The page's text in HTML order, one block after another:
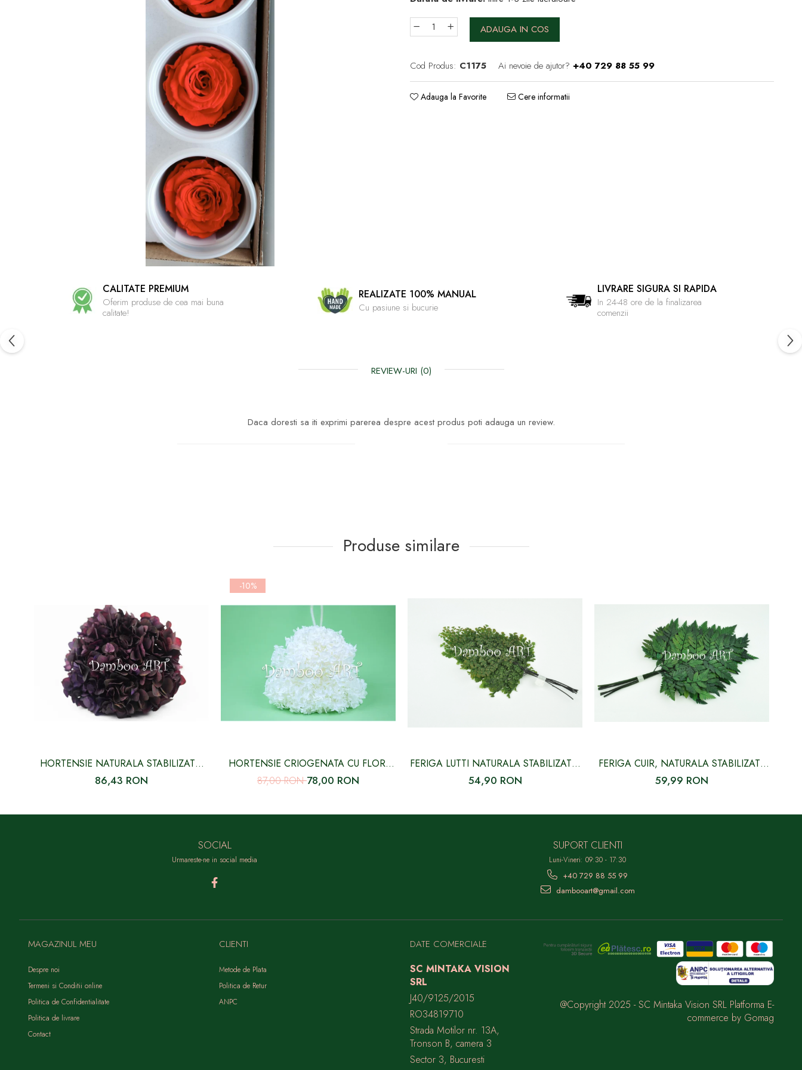
ADAUGA IN COS
Cod Produs: C1175 Ai nevoie de ajutor? +40 729 88 55 99
Adauga la Favorite Cere informatii
CALITATE PREMIUM
Oferim produse de cea mai buna
calitate!
REALIZATE 100% MANUAL
Cu pasiune si bucurie
LIVRARE SIGURA SI RAPIDA
In 24-48 ore de la finalizarea
comenzii
REVIEW-URI (0)
Daca doresti sa iti exprimi parerea despre acest produs poti adauga un review.
Produse similare
HORTENSIE NATURALA STABILIZATA,
MOV PICASSO CU FLORI MICI
86,43 RON
-10%
HORTENSIE CRIOGENATA CU FLORI
MICI ALBA
87,00 RON78,00 RON
FERIGA LUTTI NATURALA STABILIZATA,
VERDE
54,90 RON
FERIGA CUIR, NATURALA STABILIZATA
VERDE
59,99 RON
SOCIAL
Urmareste-ne in social media
SUPORT CLIENTI
Luni-Vineri: 09:30 - 17:30
+40 729 88 55 99
dambooart@gmail.com
MAGAZINUL MEU
Despre noi
Termeni si Conditii online
Politica de Confidentialitate
Politica de livrare
Contact
CLIENTI
Metode de Plata
Politica de Retur
ANPC
DATE COMERCIALE
SC MINTAKA VISION
SRL
J40/9125/2015
RO34819710
Strada Motilor nr. 13A,
Tronson B, camera 3
Sector 3, Bucuresti
@Copyright 2025 - SC Mintaka Vision SRL Platforma E-
commerce by Gomag